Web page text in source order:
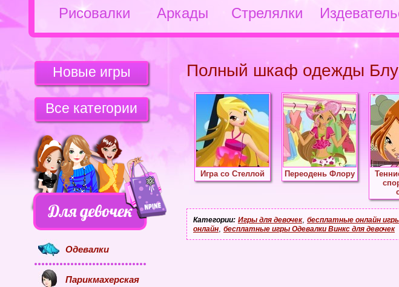
Рисовалки
Аркады Стрелялки
Полный шкаф одежды
Игра со Стеллой Переодень Флору
Категории: Игры для девочек, бесплатные онлайн
онлайн, бесплатные игры Одевалки Винкс для девочек
Новые игры
Все категории
Одевалки
Парикмахерская